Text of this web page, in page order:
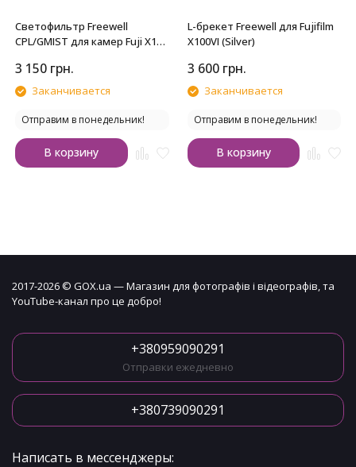
Светофильтр Freewell
CPL/GMIST для камер Fuji X100
3 150 грн.
Заканчивается
Отправим в понедельник!
В корзину
L-брекет Freewell для Fujifilm
X100VI (Silver)
3 600 грн.
Заканчивается
Отправим в понедельник!
В корзину
2017-2026 © GOX.ua — Магазин для фотографів і відеографів, та
YouTube-канал про це добро!
+380959090291
Отправки ежедневно
+380739090291
Написать в мессенджеры: